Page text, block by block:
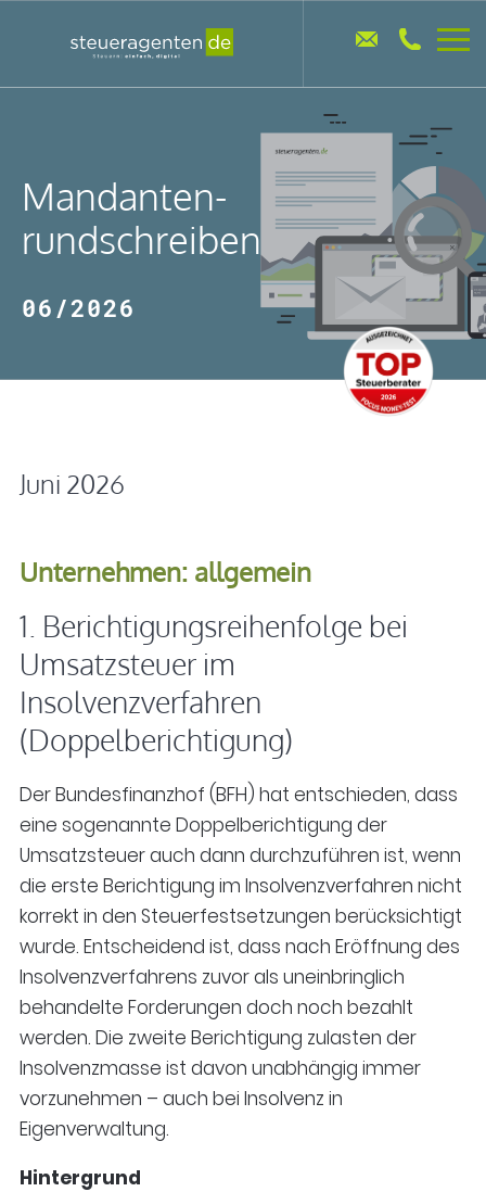
Mandanten-
rundschreiben
06/2026
Juni 2026
Unternehmen: allgemein
1. Berichtigungsreihenfolge bei
Umsatzsteuer im
Insolvenzverfahren
(Doppelberichtigung)
Der Bundesfinanzhof (BFH) hat entschieden, dass
eine sogenannte Doppelberichtigung der
Umsatzsteuer auch dann durchzuführen ist, wenn
die erste Berichtigung im Insolvenzverfahren nicht
korrekt in den Steuerfestsetzungen berücksichtigt
wurde. Entscheidend ist, dass nach Eröffnung des
Insolvenzverfahrens zuvor als uneinbringlich
behandelte Forderungen doch noch bezahlt
werden. Die zweite Berichtigung zulasten der
Insolvenzmasse ist davon unabhängig immer
vorzunehmen – auch bei Insolvenz in
Eigenverwaltung.
Hintergrund